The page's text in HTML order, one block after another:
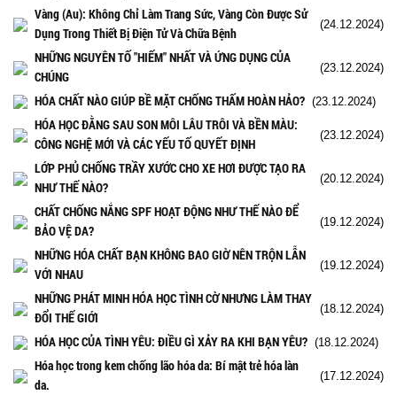
Vàng (Au): Không Chỉ Làm Trang Sức, Vàng Còn Được Sử
Dụng Trong Thiết Bị Điện Tử Và Chữa Bệnh
(24.12.2024)
NHỮNG NGUYÊN TỐ "HIẾM" NHẤT VÀ ỨNG DỤNG CỦA
CHÚNG
(23.12.2024)
HÓA CHẤT NÀO GIÚP BỀ MẶT CHỐNG THẤM HOÀN HẢO? (23.12.2024)
HÓA HỌC ĐẰNG SAU SON MÔI LÂU TRÔI VÀ BỀN MÀU:
CÔNG NGHỆ MỚI VÀ CÁC YẾU TỐ QUYẾT ĐỊNH
(23.12.2024)
LỚP PHỦ CHỐNG TRẦY XƯỚC CHO XE HƠI ĐƯỢC TẠO RA
NHƯ THẾ NÀO?
(20.12.2024)
CHẤT CHỐNG NẮNG SPF HOẠT ĐỘNG NHƯ THẾ NÀO ĐỂ
BẢO VỆ DA?
(19.12.2024)
NHỮNG HÓA CHẤT BẠN KHÔNG BAO GIỜ NÊN TRỘN LẪN
VỚI NHAU
(19.12.2024)
NHỮNG PHÁT MINH HÓA HỌC TÌNH CỜ NHƯNG LÀM THAY
ĐỔI THẾ GIỚI
(18.12.2024)
HÓA HỌC CỦA TÌNH YÊU: ĐIỀU GÌ XẢY RA KHI BẠN YÊU? (18.12.2024)
Hóa học trong kem chống lão hóa da: Bí mật trẻ hóa làn
da.
(17.12.2024)